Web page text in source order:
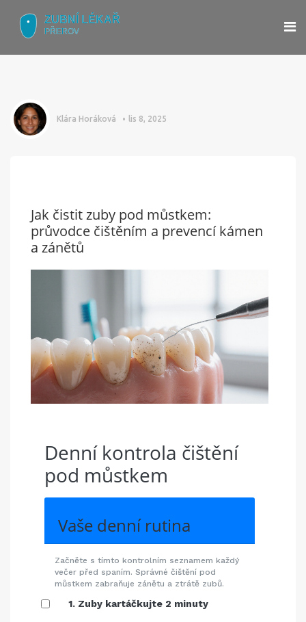
Klára Horáková lis 8, 2025
Jak čistit zuby pod můstkem:
průvodce čištěním a prevencí kámen
a zánětů
Denní kontrola čištění
pod můstkem
Vaše denní rutina
Začněte s tímto kontrolním seznamem každý
večer před spaním. Správné čištění pod
můstkem zabraňuje zánětu a ztrátě zubů.
1. Zuby kartáčkujte 2 minuty